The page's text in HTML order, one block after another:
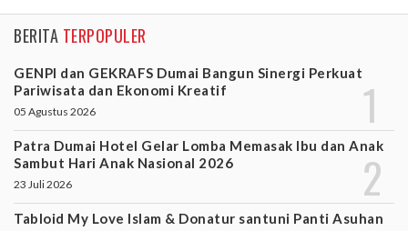
BERITA TERPOPULER
GENPI dan GEKRAFS Dumai Bangun Sinergi Perkuat
Pariwisata dan Ekonomi Kreatif
05 Agustus 2026
Patra Dumai Hotel Gelar Lomba Memasak Ibu dan Anak
Sambut Hari Anak Nasional 2026
23 Juli 2026
Tabloid My Love Islam & Donatur santuni Panti Asuhan